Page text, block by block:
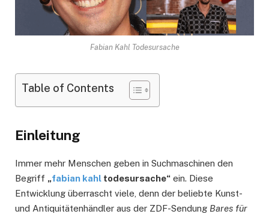
Fabian Kahl Todesursache
Table of Contents
Einleitung
Immer mehr Menschen geben in Suchmaschinen den
Begriff „fabian kahl todesursache“ ein. Diese
Entwicklung überrascht viele, denn der beliebte Kunst-
und Antiquitätenhändler aus der ZDF-Sendung Bares für